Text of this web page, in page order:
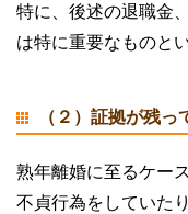
特に、後述の退職金
は特に重要なものと
（２）証拠が残
熟年離婚に至るケー
不貞行為をしていた